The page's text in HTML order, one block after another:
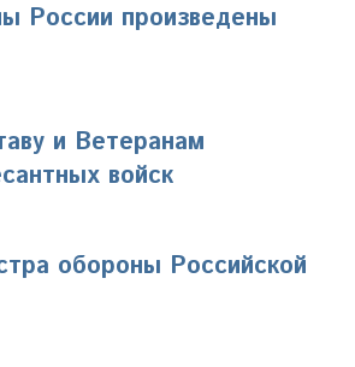
России произведены
и Ветеранам
войск
обороны Российской